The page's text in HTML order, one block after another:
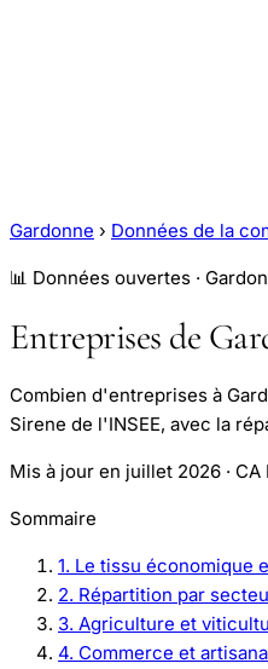
Gardonne › Données de la
📊 Données ouvertes ·
Entreprises de
Combien d'entreprises à
Sirene de l'INSEE, avec la
Mis à jour en juillet 2026 ·
Sommaire
1. Le tissu économique
2. Répartition par
3. Agriculture et
4. Commerce et